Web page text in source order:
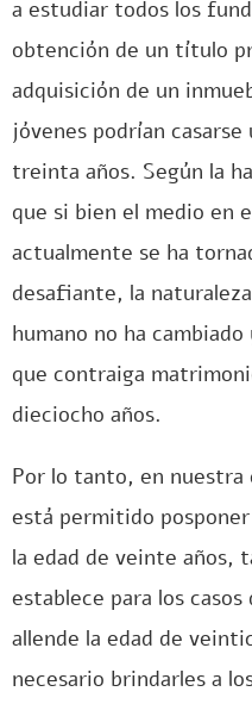
a estudiar todos los
obtención de un título
adquisición de un
jóvenes podrían
treinta años. Según la
que si bien el medio en
actualmente se ha
desafiante, la
humano no ha
que contraiga
dieciocho años.
Por lo tanto, en
está permitido
la edad de veinte años,
establece para los
allende la edad de
necesario brindarles a